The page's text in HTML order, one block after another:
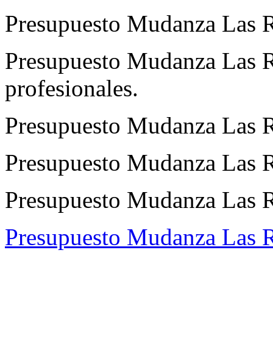
Presupuesto Mudanza Las
Presupuesto Mudanza Las
profesionales.
Presupuesto Mudanza Las
Presupuesto Mudanza Las
Presupuesto Mudanza
Presupuesto Mudanza Las